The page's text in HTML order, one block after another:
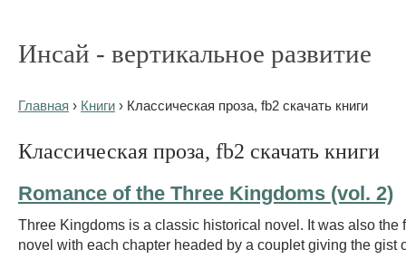
Инсай - вертикальное развитие
Главная › Книги › Классическая проза, fb2 скачать книги
Классическая проза, fb2 скачать книги
Romance of the Three Kingdoms (vol. 2)
Three Kingdoms is a classic historical novel. It was also the
novel with each chapter headed by a couplet giving the gist